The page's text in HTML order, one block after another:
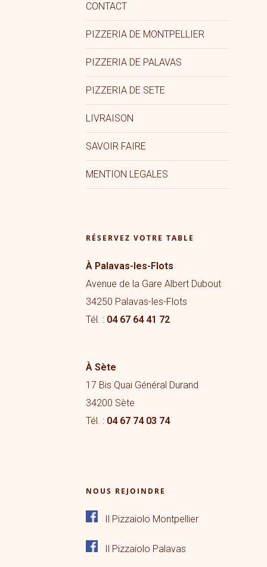
CONTACT
PIZZERIA DE MONTPELLIER
PIZZERIA DE PALAVAS
PIZZERIA DE SETE
LIVRAISON
SAVOIR FAIRE
MENTION LEGALES
RÉSERVEZ VOTRE TABLE
À Palavas-les-Flots
Avenue de la Gare Albert Dubout
34250 Palavas-les-Flots
Tél. : 04 67 64 41 72
À Sète
17 Bis Quai Général Durand
34200 Sète
Tél. : 04 67 74 03 74
NOUS REJOINDRE
Il Pizzaiolo Montpellier
Il Pizzaiolo Palavas